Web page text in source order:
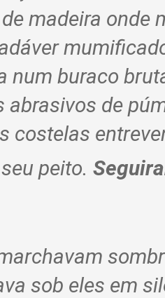
madeira onde
num buraco
abrasivos de
costelas
peito.
sob eles em